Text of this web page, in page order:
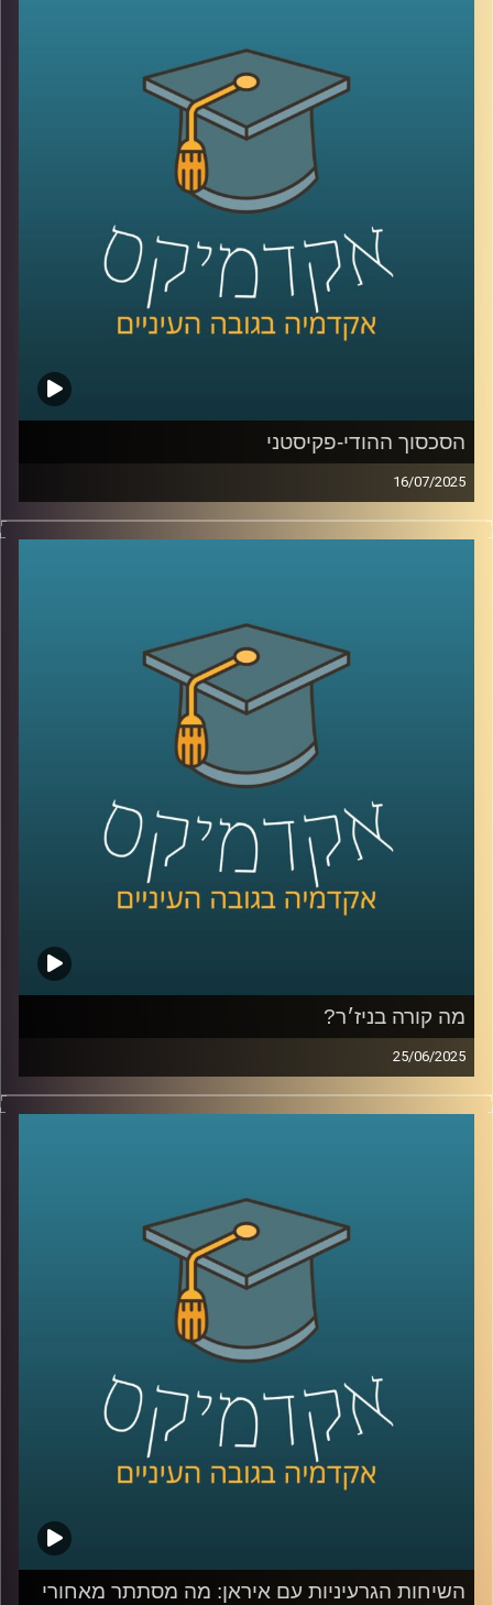
המלאכותית פוגשת את המשפט הבינלאומי, ומה תפקידו של
האדם, אם בכלל, בתוך מעגל ההפעלה.
האורח שלי היום הוא אביב בר זוהר, דוקטורנט בבית ספר רדזינר
למשפטים באוניברסיטת רייכמן, המקדיש את מחקרו לנושא
החם והמורכב של רובוטים קטלניים בשדה הקרב, תוך בחינת
החוקיות, המוסריות ומידת מעורבות האדם בהפעלתם. אביב
מביא עמו שילוב ייחודי של ניסיון משפטי, צבאי וטכנולוגי: הוא
בוגר מצטיין במשפטים ובמנהל עסקים, שירת כ-25 שנה בחיל
האוויר והיום משמש כמומחה בתחום הרחפנים וניהול המרחב
האווירי במיזם הרחפנים הלאומי.
הסכסוך ההודי-פקיסטני
16/07/2025
ב-22 באפריל 2025, אירע פיגוע טרור קטלני בעיירת הנופש
שבחבל קשמיר, בו נרצחו 26 בני אדם. הפיגוע, שנחשב
בתשתיות טרור הנתמכות בידי פקיסטן. והמתיחות בין שתי
המעצמות הגרעיניות שוב עלתה מדרגה.
במקביל, הודו מוצאת את עצמה במצב גיאופוליטי מורכב. היא
שואפת לשמור על יחסים טובים עם מדינות כמו ארה”ב ורוסיה,
לצד קשרים עם מדינות כמו איראן וערב הסעודית. ישראל, בתור
שותפה אסטרטגית, מספקת להודו סיוע בטחוני, כולל מידע
ונשק, במיוחד בתחום הלוחמה בטרור.
כדי להבין את הדינמיקות המורכבות הללו, אני שמחה להציג את
נינה סלמה, מומחית למדיניות חוץ מאוניברסיטת רייכמן, שתסייע
לנו להבין את הסכסוך ההודי-פקיסטני, את השפעתו על האזור,
קרדיט תמונות:AudioVersity
מה קורה בניז׳ר?
25/06/2025
הסאהל, אזור במערב אפריקה, כמעט ולא מקבל תשומת לב
בתקשורת העולמית, אך מאורעות בו משפיעים על המפה
אחרות באזור בשנים האחרונות, הפעם תשומת הלב הגלובלית
דווקא כן ממוקדת בניז’ר, שכן היא הפכה לזירה שבה מצטלבים
כמה מהמאבקים הגדולים בעולם. המדינה, עשירה במשאבים
טבעיים וממוקמת באופן אסטרטגי, מה שהופך אותה לאבן
שואבת למעצמות כמו רוסיה, סין וארה”ב, שנאבקות על
השפעה באזור. בנוסף, איראן, שמחפשת להשיג אורניום
להמשך תוכנית הגרעין שלה, שמה עין על מאגרי האורניום
בניז’ר, מה שמגביר עוד יותר את המתח הגלובלי סביב המדינה.
אז מה קורה שם?
כדי לענות על השאלה המורכבת הזאת, הצטרף אליי היום
השגריר ד״ר חיים קורן, בית הספר לאודר לממשל, דיפלומטיה
קרדיט תמונות:AudioVersity
השיחות הגרעיניות עם איראן: מה מסתתר מאחורי